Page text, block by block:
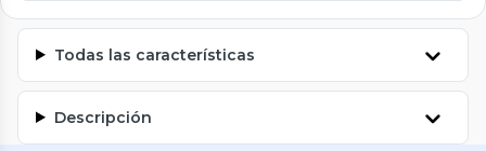
Todas las características
Descripción